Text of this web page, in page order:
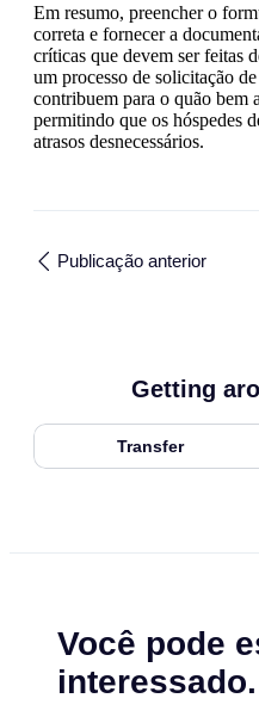
Em resumo, preencher o
correta e fornecer a
críticas que devem ser feitas
um processo de solicitação
contribuem para o quão bem
permitindo que os hóspedes
atrasos desnecessários.
Publicação anterior
Getting
Transfer
Você pode
interessado.